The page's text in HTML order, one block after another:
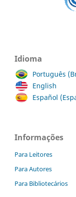
Idioma
Português
English
Español
Informações
Para Leitores
Para Autores
Para Bibliotecários